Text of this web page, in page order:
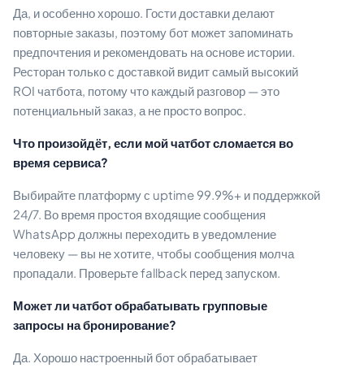
Да, и особенно хорошо. Гости доставки делают
повторные заказы, поэтому бот может запоминать
предпочтения и рекомендовать на основе истории.
Ресторан только с доставкой видит самый высокий
ROI чатбота, потому что каждый разговор — это
потенциальный заказ, а не просто вопрос.
Что произойдёт, если мой чатбот сломается во
время сервиса?
Выбирайте платформу с uptime 99.9%+ и поддержкой
24/7. Во время простоя входящие сообщения
WhatsApp должны переходить в уведомление
человеку — вы не хотите, чтобы сообщения молча
пропадали. Проверьте fallback перед запуском.
Может ли чатбот обрабатывать групповые
запросы на бронирование?
Да. Хорошо настроенный бот обрабатывает